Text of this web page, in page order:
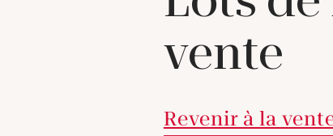
vente
Revenir à la